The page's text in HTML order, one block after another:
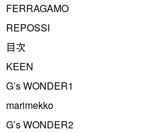
FERRAGAMO
REPOSSI
目次
KEEN
G’s WONDER1
marimekko
G’s WONDER2